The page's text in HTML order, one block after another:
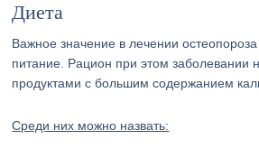
Диета
Важное значение в лечении
питание. Рацион при этом заболевании
продуктами с большим содержанием
Среди них можно назвать: